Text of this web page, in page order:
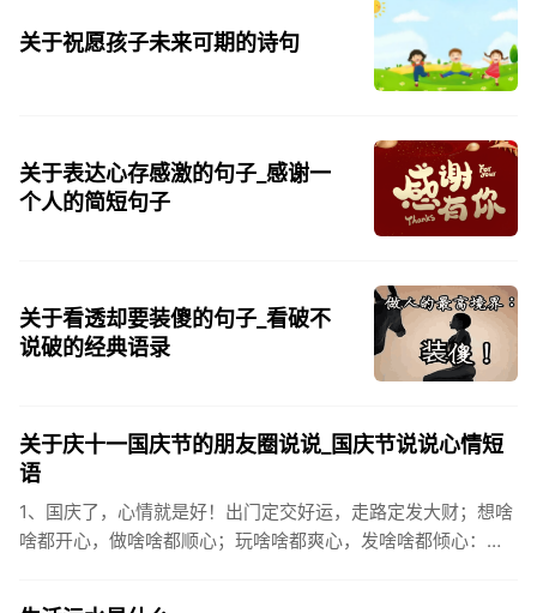
关于祝愿孩子未来可期的诗句
关于表达心存感激的句子_感谢一
个人的简短句子
关于看透却要装傻的句子_看破不
说破的经典语录
关于庆十一国庆节的朋友圈说说_国庆节说说心情短
语
1、国庆了，心情就是好！出门定交好运，走路定发大财；想啥
啥都开心，做啥啥都顺心；玩啥啥都爽心，发啥啥都倾心：祝